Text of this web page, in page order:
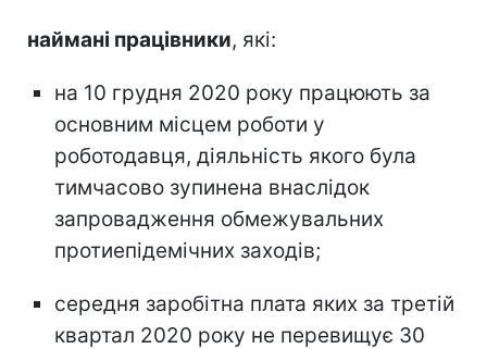
наймані працівники, які:
на 10 грудня 2020 року працюють за
основним місцем роботи у
роботодавця, діяльність якого була
тимчасово зупинена внаслідок
запровадження обмежувальних
протиепідемічних заходів;
середня заробітна плата яких за третій
квартал 2020 року не перевищує 30